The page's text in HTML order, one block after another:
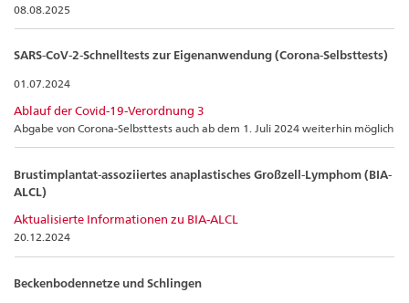
08.08.2025
SARS-CoV-2-Schnelltests zur Eigenanwendung (Corona-Selbsttests)
01.07.2024
Ablauf der Covid-19-Verordnung 3
Abgabe von Corona-Selbsttests auch ab dem 1. Juli 2024 weiterhin möglich
Brustimplantat-assoziiertes anaplastisches Großzell-Lymphom (BIA-
ALCL)
Aktualisierte Informationen zu BIA-ALCL
20.12.2024
Beckenbodennetze und Schlingen